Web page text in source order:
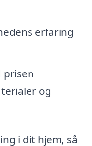
erfaring
prisen
og
i dit hjem, så